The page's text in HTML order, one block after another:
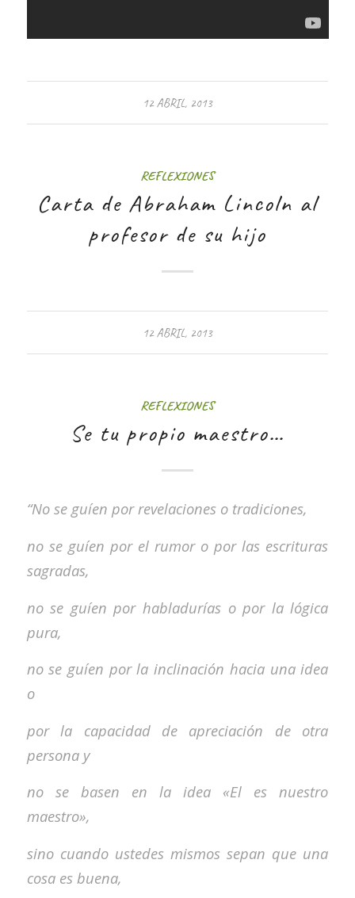
12 ABRIL, 2013
REFLEXIONES
Carta de Abraham Lincoln al
profesor de su hijo
12 ABRIL, 2013
REFLEXIONES
Se tu propio maestro…
“No se guíen por revelaciones o tradiciones,
no se guíen por el rumor o por las escrituras
sagradas,
no se guíen por habladurías o por la lógica
pura,
no se guíen por la inclinación hacia una idea
o
por la capacidad de apreciación de otra
persona y
no se basen en la idea «El es nuestro
maestro»,
sino cuando ustedes mismos sepan que una
cosa es buena,